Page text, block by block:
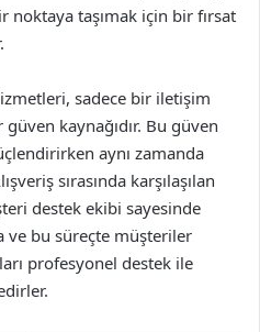
taşımak için bir fırsat
sadece bir iletişim
kaynağıdır. Bu güven
aynı zamanda
sırasında karşılaşılan
destek ekibi sayesinde
ve bu süreçte müşteriler
profesyonel destek ile